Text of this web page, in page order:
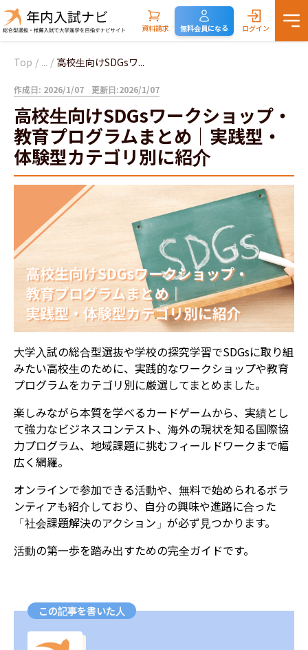
資料請求 無料会員になる ログイン
Top / ... / 高校生向けSDGsワ...
作成日: 2026/1/07 更新日:2026/1/07
高校生向けSDGsワークショップ・
教育プログラムまとめ｜実践型・
体験型カテゴリ別に紹介
大学入試の総合型選抜や学校の探究学習でSDGsに取り組
みたい高校生のために、実践的なワークショップや教育
プログラムをカテゴリ別に厳選してまとめました。
楽しみながら本質を学べるカードゲームから、実績とし
て強力なビジネスコンテスト、海外の現状を知る国際協
力プログラム、地域課題に挑むフィールドワークまで幅
広く網羅。
オンラインで参加できる活動や、無料で始められるボラ
ンティアも紹介しており、自分の興味や進路に合った
「社会課題解決のアクション」が必ず見つかります。
活動の第一歩を踏み出すための完全ガイドです。
この記事を書いた人